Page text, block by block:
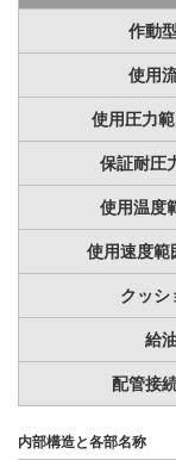
作動
使用
使用圧力
保証耐圧
使用温度
使用速度
クッシ
給
配管接
内部構造と各部名称